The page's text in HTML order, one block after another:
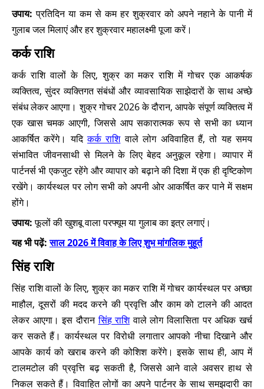
उपाय:प्रतिदिन या कम से कम हर शुक्रवार को अपने नहाने के पानी में
गुलाब जल मिलाएं और हर शुक्रवार महालक्ष्मी पूजा करें।
कर्क राशि
कर्क राशि वालों के लिए, शुक्र का मकर राशि में गोचर एक आकर्षक
व्यक्तित्व, सुंदर व्यक्तिगत संबंधों और व्यावसायिक साझेदारों के साथ अच्छे
संबंध लेकर आएगा। शुक्र गोचर 2026 के दौरान, आपके संपूर्ण व्यक्तित्व में
एक खास चमक आएगी, जिससे आप सकारात्मक रूप से सभी का ध्यान
आकर्षित करेंगे। यदिकर्क राशिवाले लोग अविवाहित हैं, तो यह समय
संभावित जीवनसाथी से मिलने के लिए बेहद अनुकूल रहेगा। व्यापार में
पार्टनर्स भी एकजुट रहेंगे और व्यापार को बढ़ाने की दिशा में एक ही दृष्टिकोण
रखेंगे। कार्यस्थल पर लोग सभी को अपनी ओर आकर्षित कर पाने में सक्षम
होंगे।
उपाय:फूलों की खुशबू वाला परफ्यूम या गुलाब का इत्र लगाएं।
यह भी पढ़ें:साल 2026 में विवाह के लिए शुभ मांगलिक मुहूर्त
सिंह राशि
सिंह राशि वालों के लिए, शुक्र का मकर राशि में गोचर कार्यस्थल पर अच्छा
माहौल, दूसरों की मदद करने की प्रवृत्ति और काम को टालने की आदत
लेकर आएगा। इस दौरानसिंह राशिवाले लोग विलासिता पर अधिक खर्च
कर सकते हैं। कार्यस्थल पर विरोधी लगातार आपको नीचा दिखाने और
आपके कार्य को खराब करने की कोशिश करेंगे। इसके साथ ही, आप में
टालमटोल की प्रवृत्ति बढ़ सकती है, जिससे आने वाले अवसर हाथ से
निकल सकते हैं। विवाहित लोगों का अपने पार्टनर के साथ समझदारी का